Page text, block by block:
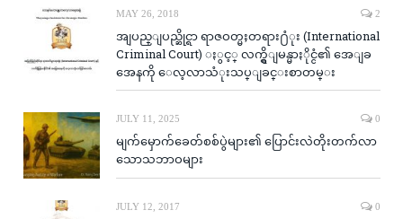
MAY 26, 2018 2
အျပည္ျပည္ဆိုင္ရာ ရာဇဝတ္မႈတရား႐ံုး (International
Criminal Court) ႏွင့္ လက္ရွိျမန္မာႏိုင္ငံ၏ အေျခ
အေနကို ေလ့လာသံုးသပ္ျခင္းစာတမ္း
JULY 11, 2025 0
မျက်မှောက်ခေတ်စစ်ပွဲများ၏ ပြောင်းလဲတိုးတက်လာ
သောသဘာဝများ
JULY 12, 2017 0